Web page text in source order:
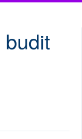
budit